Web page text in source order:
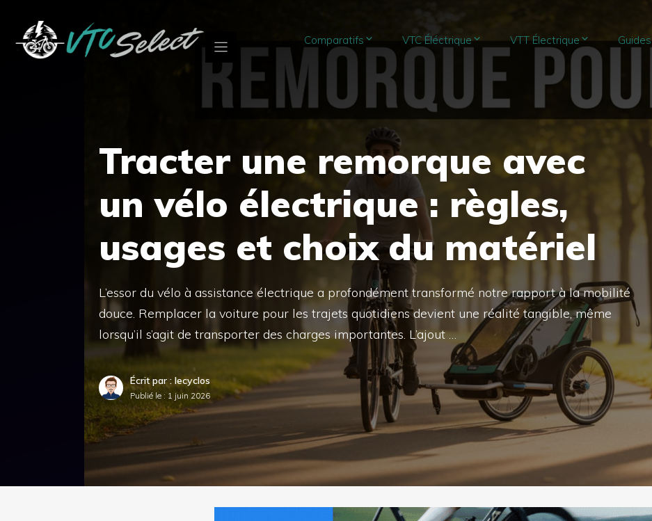
contenu
Comparatifs VTC Éléctrique VTT Électrique Guides
Tracter une remorque avec
un vélo électrique : règles,
usages et choix du matériel
L’essor du vélo à assistance électrique a profondément transformé notre rapport à la mobilité
douce. Remplacer la voiture pour les trajets quotidiens devient une réalité tangible, même
lorsqu’il s’agit de transporter des charges importantes. L’ajout …
Écrit par : lecyclos
Publié le : 1 juin 2026